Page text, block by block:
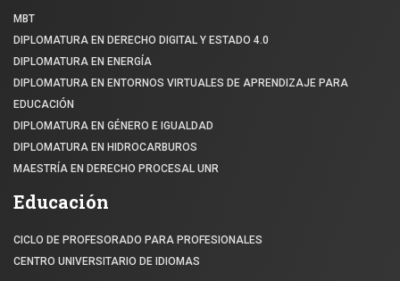
MBT
DIPLOMATURA EN DERECHO DIGITAL Y ESTADO 4.0
DIPLOMATURA EN ENERGÍA
DIPLOMATURA EN ENTORNOS VIRTUALES DE APRENDIZAJE PARA
EDUCACIÓN
DIPLOMATURA EN GÉNERO E IGUALDAD
DIPLOMATURA EN HIDROCARBUROS
MAESTRÍA EN DERECHO PROCESAL UNR
Educación
CICLO DE PROFESORADO PARA PROFESIONALES
CENTRO UNIVERSITARIO DE IDIOMAS